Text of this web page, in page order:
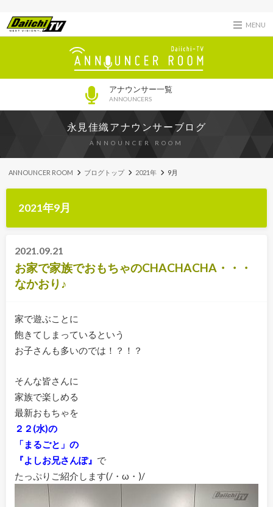
MENU
アナウンサー一覧
ANNOUNCERS
永見佳織アナウンサーブログ
ANNOUNCER ROOM
ANNOUNCER ROOM ブログトップ 2021年 9月
2021年9月
2021.09.21
お家で家族でおもちゃのCHACHACHA・・・
なかおり♪
家で遊ぶことに
飽きてしまっているという
お子さんも多いのでは！？！？
そんな皆さんに
家族で楽しめる
最新おもちゃを
２２(水)の
「まるごと」の
『よしお兄さんぽ』 で
たっぷりご紹介します(/・ω・)/